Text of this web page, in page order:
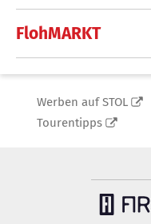
FlohMARKT
Werben auf STOL
Tourentipps